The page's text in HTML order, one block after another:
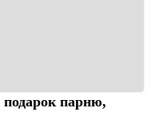
парню,